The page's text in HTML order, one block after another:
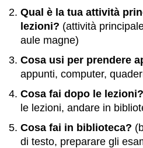
Qual è la tua attività
lezioni? (attività
aule magne)
Cosa usi per prendere
appunti, computer,
Cosa fai dopo le
le lezioni, andare in
Cosa fai in biblioteca?
di testo, preparare gli